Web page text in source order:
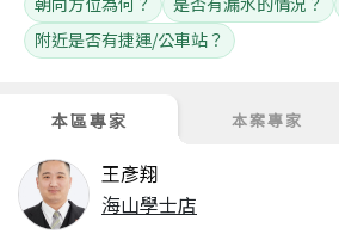
本區專家 本案專家
王彥翔
海山學士店
附近是否有捷運/公車站？